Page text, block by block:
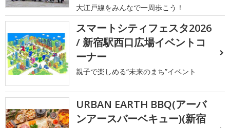
大江戸線をみんなで一周歩こう！
スマートシティフェスタ2026
/ 新宿駅西口広場イベントコ
ーナー
親子で楽しめる“未来のまち”イベント
URBAN EARTH BBQ(アーバ
ンアースバーベキュー)(新宿